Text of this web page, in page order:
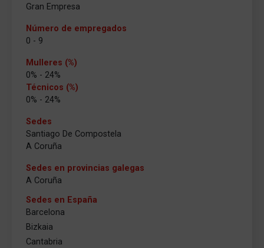
Gran Empresa
Número de empregados
0 - 9
Mulleres (%)
0% - 24%
Técnicos (%)
0% - 24%
Sedes
Santiago De Compostela
A Coruña
Sedes en provincias galegas
A Coruña
Sedes en España
Barcelona
Bizkaia
Cantabria